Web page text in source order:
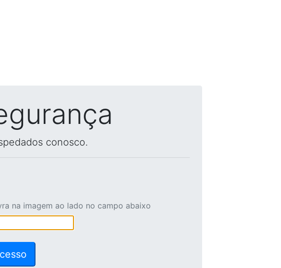
conosco.
na imagem ao lado no campo abaixo